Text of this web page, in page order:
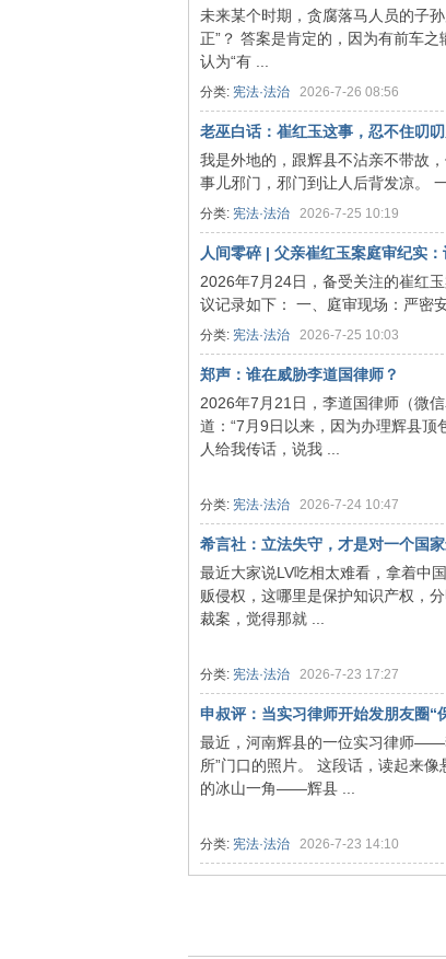
未来某个时期，贪腐落马人员的子
正”？ 答案是肯定的，因为有前车
认为“有 ...
分类: 宪法·法治 2026-7-26 08:56
老巫白话：崔红玉这事，忍不住叨
我是外地的，跟辉县不沾亲不带故
事儿邪门，邪门到让人后背发凉。
分类: 宪法·法治 2026-7-25 10:19
人间零碎 | 父亲崔红玉案庭审纪实
2026年7月24日，备受关注的崔红
议记录如下： 一、庭审现场：严密
分类: 宪法·法治 2026-7-25 10:03
郑声：谁在威胁李道国律师？
2026年7月21日，李道国律师（微
道：“7月9日以来，因为办理辉县
人给我传话，说我 ...
分类: 宪法·法治 2026-7-24 10:47
希言社：立法失守，才是对一个国
最近大家说LV吃相太难看，拿着中
贩侵权，这哪里是保护知识产权，
裁案，觉得那就 ...
分类: 宪法·法治 2026-7-23 17:27
申叔评：当实习律师开始发朋友圈“
最近，河南辉县的一位实习律师——
所”门口的照片。 这段话，读起来
的冰山一角——辉县 ...
分类: 宪法·法治 2026-7-23 14:10